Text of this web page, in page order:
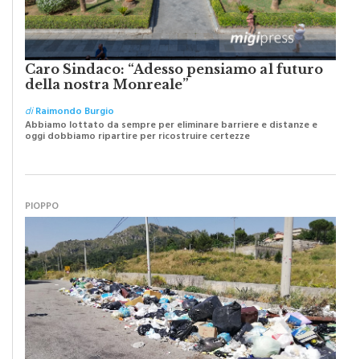
Caro Sindaco: “Adesso pensiamo al futuro
della nostra Monreale”
diRaimondo Burgio
Abbiamo lottato da sempre per eliminare barriere e distanze e
oggi dobbiamo ripartire per ricostruire certezze